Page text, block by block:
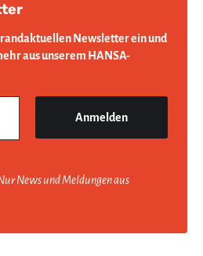
Newsletter ein und
aus unserem HANSA-
News und Meldungen aus